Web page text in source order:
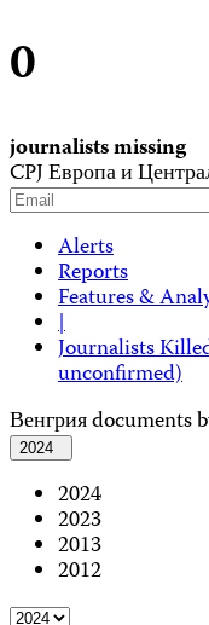
0
journalists missing
CPJ Европа и
Alerts
Reports
Features &
|
Journalists
unconfirmed)
Венгрия documents
2024
2024
2023
2013
2012